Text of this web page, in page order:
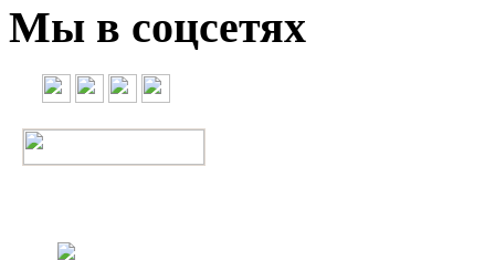
Мы в соцсетях